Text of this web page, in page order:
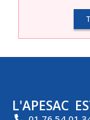
L'APESAC